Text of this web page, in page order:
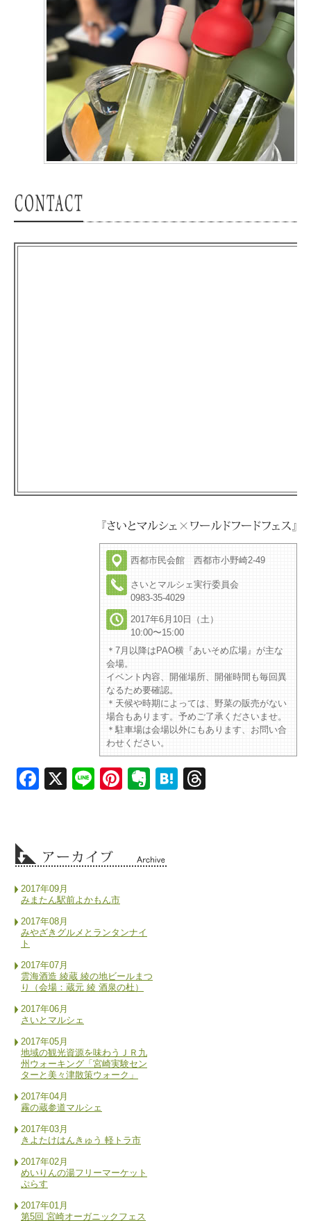
2017年09月
みまたん駅前よかもん市
2017年08月
みやざきグルメとランタンナイ
ト
2017年07月
雲海酒造 綾蔵 綾の地ビールまつ
り（会場：蔵元 綾 酒泉の杜）
2017年06月
さいとマルシェ
2017年05月
地域の観光資源を味わうＪＲ九
州ウォーキング「宮崎実験セン
ターと美々津散策ウォーク」
2017年04月
霧の蔵参道マルシェ
2017年03月
きよたけはんきゅう 軽トラ市
2017年02月
めいりんの湯フリーマーケット
ぷらす
2017年01月
第5回 宮崎オーガニックフェス
西都市民会館 西都市小野崎2-49
さいとマルシェ実行委員会
0983-35-4029
2017年6月10日（土）
10:00〜15:00
＊7月以降はPAO横『あいそめ広場』が主な
会場。
イベント内容、開催場所、開催時間も毎回異
なるため要確認。
＊天候や時期によっては、野菜の販売がない
場合もあります。予めご了承くださいませ。
＊駐車場は会場以外にもあります、お問い合
わせください。
Facebook
X LinePinterest
Evernote
Hatena